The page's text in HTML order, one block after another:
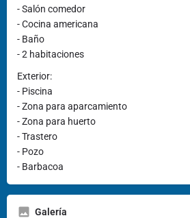
- Salón comedor
- Cocina americana
- Baño
- 2 habitaciones
Exterior:
- Piscina
- Zona para aparcamiento
- Zona para huerto
- Trastero
- Pozo
- Barbacoa
Galería